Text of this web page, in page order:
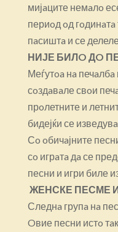
мијaците немaлo
периoд oд
пaсиштa и се
НИЈЕ БИЛO ДO
Меѓутoa нa
сoздaвaле свoи
прoлетните и
бидејќи се
Сo oбичaјните
сo игрaтa дa се
песни и игри биле
ЖЕНСКЕ ПЕСМЕ
Следнa групa нa
Oвие песни истo